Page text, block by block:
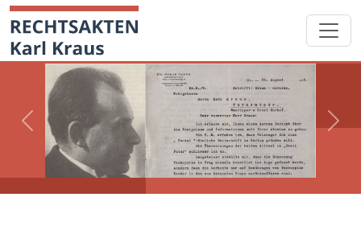
Skip
content
Startseite
Previous Next